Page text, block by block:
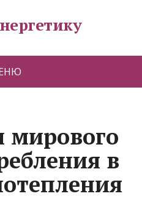
мирового
в